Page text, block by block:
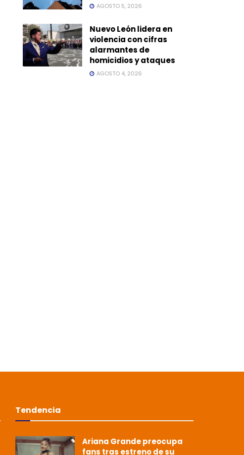
AGOSTO 5, 2026
Nuevo León lidera en
violencia con cifras
alarmantes de
homicidios y ataques
AGOSTO 4, 2026
Tendencia
Ariana Grande preocupa
fans tras estreno de su